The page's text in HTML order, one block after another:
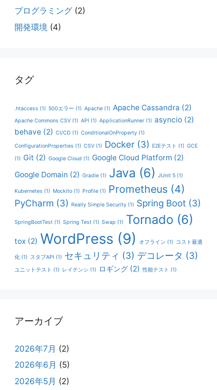
プログラミング(2)
開発環境 (4)
タグ
.htaccess (1) 500エラー (1) Apache (1) Apache Cassandra (2)
Apache Commons CSV (1) API (1) ApplicationRunner (1) asyncio (2)
behave (2) CI/CD (1) ConditionalOnProperty (1)
ConfigurationProperties (1) CSV (1) Docker (3) E2Eテスト (1) GCE
(1) Git (2) Google Cloud (1) Google Cloud Platform (2)
Google Domain (2) Gradle (1) Java (6) JUnit 5 (1)
Kubernetes (1) Mockito (1) Profile (1) Prometheus (4)
PyCharm (3) Really Simple Security (1) Spring Boot (3)
SpringBootTest (1) Spring Test (1) Swap (1) Tornado (6)
tox (2) WordPress (9) オフライン (1) コスト最適
化 (1) スタブAPI (1) セキュリティ (3) デコレータ (3)
ユニットテスト (1) レイテンシ (1) ロギング (2) 性能テスト (1)
アーカイブ
2026年7月 (2)
2026年6月 (5)
2026年5月 (2)